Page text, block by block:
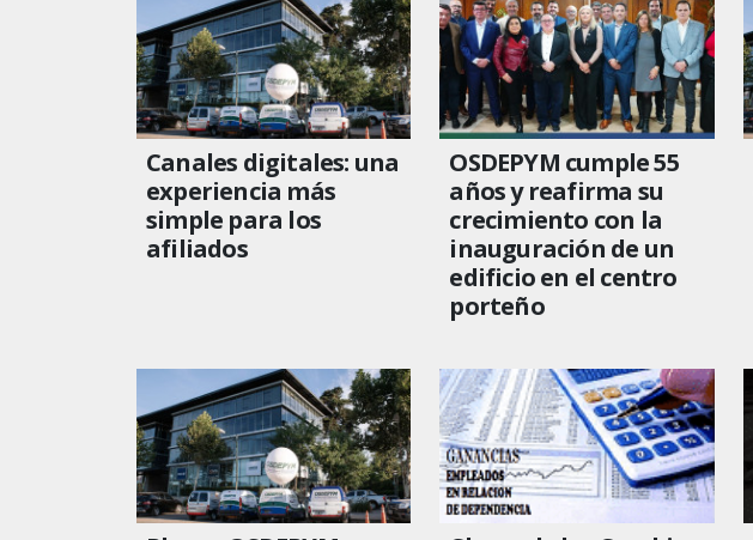
Canales digitales: una
experiencia más
simple para los
afiliados
OSDEPYM cumple 55
años y reafirma su
crecimiento con la
inauguración de un
edificio en el centro
porteño